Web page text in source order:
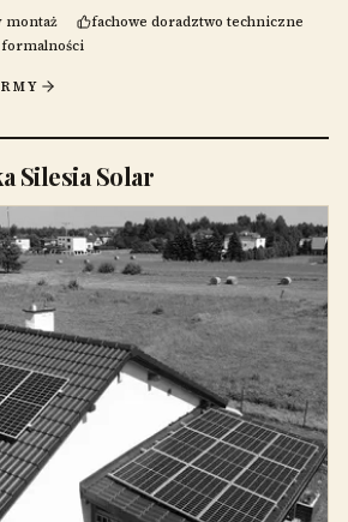
montaż
fachowe doradztwo techniczne
formalności
Silesia Solar